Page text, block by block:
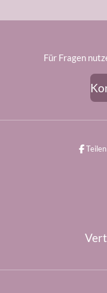
Für Fragen
Teilen